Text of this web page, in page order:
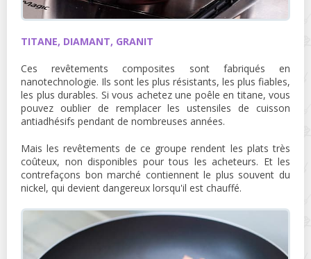
TITANE, DIAMANT, GRANIT
Ces revêtements composites sont fabriqués en
nanotechnologie. Ils sont les plus résistants, les plus fiables,
les plus durables. Si vous achetez une poêle en titane, vous
pouvez oublier de remplacer les ustensiles de cuisson
antiadhésifs pendant de nombreuses années.
Mais les revêtements de ce groupe rendent les plats très
coûteux, non disponibles pour tous les acheteurs. Et les
contrefaçons bon marché contiennent le plus souvent du
nickel, qui devient dangereux lorsqu'il est chauffé.